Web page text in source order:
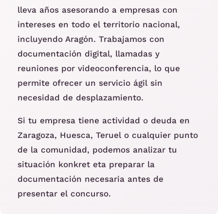
lleva años asesorando a empresas con
intereses en todo el territorio nacional,
incluyendo Aragón. Trabajamos con
documentación digital, llamadas y
reuniones por videoconferencia, lo que
permite ofrecer un servicio ágil sin
necesidad de desplazamiento.
Si tu empresa tiene actividad o deuda en
Zaragoza, Huesca, Teruel o cualquier punto
de la comunidad, podemos analizar tu
situación konkret eta preparar la
documentación necesaria antes de
presentar el concurso.